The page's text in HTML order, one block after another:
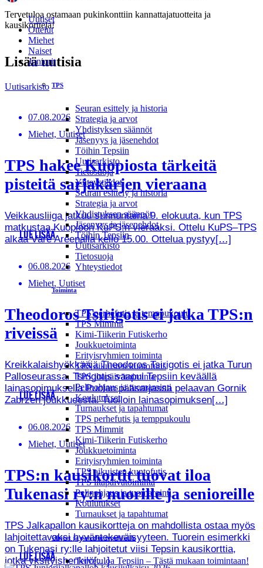
Uutiset
Ottelut
Miehet
Naiset
Juniorit
TPS
Seuran esittely ja historia
Strategia ja arvot
Yhdistyksen säännöt
Jäsenyys ja jäsenehdot
Töihin Tepsiin
Uutisarkisto
Tietosuoja
Yhteystiedot
Seuran esittely ja historia
Strategia ja arvot
Yhdistyksen säännöt
Jäsenyys ja jäsenehdot
Töihin Tepsiin
Uutisarkisto
Tietosuoja
Yhteystiedot
Toiminta
TPS perhefutis ja temppukoulu
TPS Mimmit
Kimi-Tiikerin Futiskerho
Joukkuetoiminta
Erityisryhmien toiminta
TPS aikuisten kuntofutis
TPS iltapäivätoiminta
Pelinohjaus ja tuomarointi
Koulutukset
Turnaukset ja tapahtumat
TPS perhefutis ja temppukoulu
TPS Mimmit
Kimi-Tiikerin Futiskerho
Joukkuetoiminta
Erityisryhmien toiminta
TPS aikuisten kuntofutis
TPS iltapäivätoiminta
Pelinohjaus ja tuomarointi
Koulutukset
Turnaukset ja tapahtumat
Ohjeet ja palvelut tepsiläisille
Tervetuloa Tepsiin – Tästä mukaan toimintaan!
Tervetuloa ostamaan pukinkonttiin kannattajatuotteita ja
kausikortteja!
Lisää uutisia
Uutisarkisto
07.08.2026
Miehet, Uutiset
TPS hakee Kuopiosta tärkeitä
pisteitä sarjakärjen vieraana
Veikkausliiga jatkuu sunnuntaina 9. elokuuta, kun TPS
matkustaa Kuopioon KuPS:n vieraaksi. Ottelu KuPS–TPS
alkaa Väre Areenalla kello 15.00. Ottelua pystyy[…]
LUE LISÄÄ
06.08.2026
Miehet, Uutiset
Theodoros Tsirigotis ei jatka TPS:n
riveissä
Kreikkalaishyökkääjä Theodoros Tsirigotis ei jatka Turun
Palloseurassa. Tsirigotis saapui Tepsiin keväällä
lainasopimuksella Puolan pääsarjassa pelaavan Gornik
Zabrzen joukkueesta. Tuolloin lainasopimuksen[…]
LUE LISÄÄ
06.08.2026
Miehet, Uutiset
TPS:n kausikortit tuovat iloa
Tukenasi ry:n nuorille ja senioreille
TPS Jalkapallon kausikortteja on mahdollista ostaa myös
lahjoitettavaksi hyväntekeväisyyteen. Tuorein esimerkki
on Tukenasi ry:lle lahjoitetut viisi Tepsin kausikorttia,
jotka yksityishenkilö[…]
LUE LISÄÄ